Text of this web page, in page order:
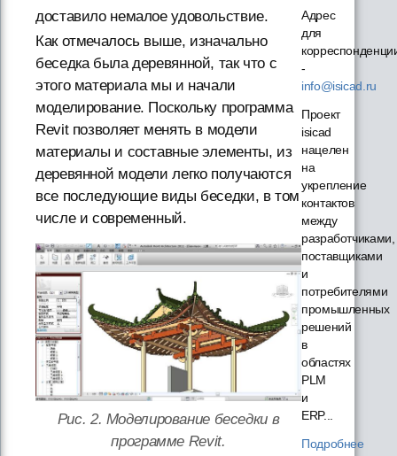
доставило немалое удовольствие.
Как отмечалось выше, изначально
беседка была деревянной, так что с
этого материала мы и начали
моделирование. Поскольку программа
Revit позволяет менять в модели
материалы и составные элементы, из
деревянной модели легко получаются
все последующие виды беседки, в том
числе и современный.
Рис. 2. Моделирование беседки в
программе Revit.
Адрес
для
-
info@isicad.ru
Проект
isicad
нацелен
на
укрепление
контактов
между
разработчиками,
поставщиками
и
потребителями
промышленных
решений
в
областях
PLM
и
ERP...
Подробнее